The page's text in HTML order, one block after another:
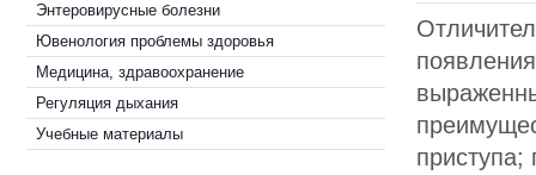
Энтеровирусные болезни
Ювенология проблемы здоровья
Медицина, здравоохранение
Регуляция дыхания
Учебные материалы